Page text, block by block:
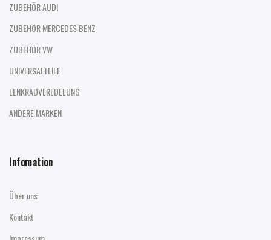
ZUBEHÖR AUDI
ZUBEHÖR MERCEDES BENZ
ZUBEHÖR VW
UNIVERSALTEILE
LENKRADVEREDELUNG
ANDERE MARKEN
Infomation
Über uns
Kontakt